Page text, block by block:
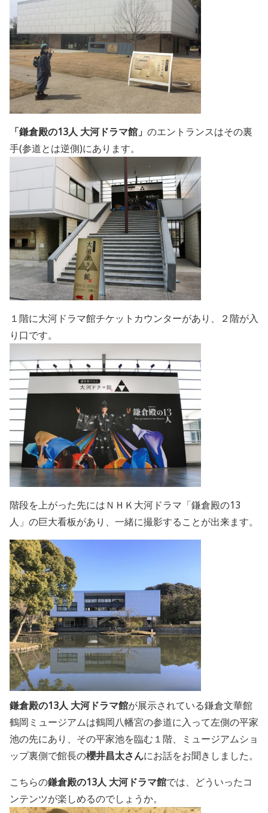
「鎌倉殿の13人 大河ドラマ館」 のエントランスはその裏
手(参道とは逆側)にあります。
１階に大河ドラマ館チケットカウンターがあり、２階が入
り口です。
階段を上がった先にはＮＨＫ大河ドラマ「鎌倉殿の13
人」の巨大看板があり、一緒に撮影することが出来ます。
鎌倉殿の13人 大河ドラマ館が展示されている鎌倉文華館
鶴岡ミュージアムは鶴岡八幡宮の参道に入って左側の平家
池の先にあり、その平家池を臨む１階、ミュージアムショ
ップ裏側で館長の櫻井昌太さんにお話をお聞きしました。
こちらの鎌倉殿の13人 大河ドラマ館では、どういったコ
ンテンツが楽しめるのでしょうか。